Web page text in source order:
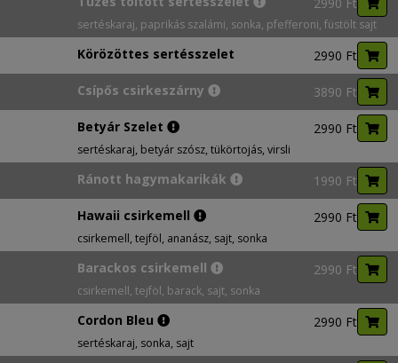
sertéskaraj, paprikás szalámi, sonka, pfefferoni, füstölt sajt
Körözöttes sertésszelet 2990 Ft
Csípős csirkeszárny 3890 Ft
Betyár Szelet 2990 Ft
sertéskaraj, betyár szósz, tükörtojás, virsli
Ránott hagymakarikák 1990 Ft
Hawaii csirkemell 2990 Ft
csirkemell, tejföl, ananász, sajt, sonka
Barackos csirkemell 2990 Ft
csirkemell, tejföl, barack, sajt, sonka
Cordon Bleu 2990 Ft
sertéskaraj, sonka, sajt